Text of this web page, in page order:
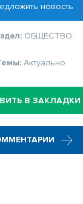
новость
ОБЩЕСТВО
Актуально
В ЗАКЛАДКИ